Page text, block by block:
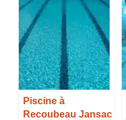
Piscine à
Recoubeau Jansac